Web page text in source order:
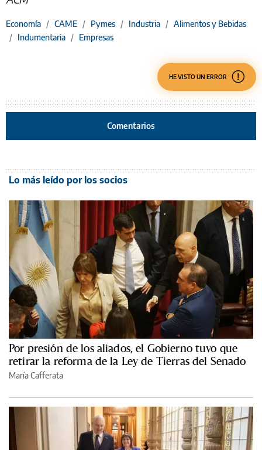
Economía / CAME / Pymes / Industria / Alimentos y Bebidas
/ Indumentaria / Empresas
HE VISTO UN ERROR
Comentarios
Lo más leído por los socios
Por presión de los aliados, el Gobierno tuvo que
retirar la reforma de la Ley de Tierras del Senado
María Cafferata